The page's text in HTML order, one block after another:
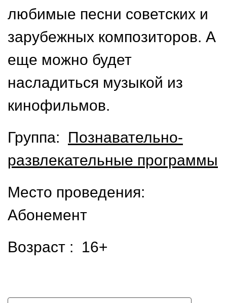
любимые песни советских и
зарубежных композиторов. А
еще можно будет
насладиться музыкой из
кинофильмов.
Группа: Познавательно-
развлекательные программы
Место проведения:
Абонемент
Возраст : 16+